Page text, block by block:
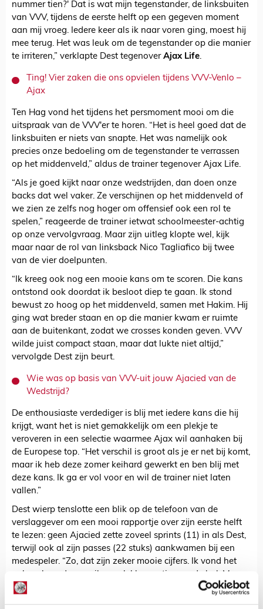
nummer tien?' Dat is wat mijn tegenstander, de linksbuiten
van VVV, tijdens de eerste helft op een gegeven moment
aan mij vroeg. Iedere keer als ik naar voren ging, moest hij
mee terug. Het was leuk om de tegenstander op die manier
te irriteren,” verklapte Dest tegenover Ajax Life.
Ting! Vier zaken die ons opvielen tijdens VVV-Venlo –
Ajax
Ten Hag vond het tijdens het persmoment mooi om die
uitspraak van de VVV'er te horen. “Het is heel goed dat de
linksbuiten er niets van snapte. Het was namelijk ook
precies onze bedoeling om de tegenstander te verrassen
op het middenveld,” aldus de trainer tegenover Ajax Life.
“Als je goed kijkt naar onze wedstrijden, dan doen onze
backs dat wel vaker. Ze verschijnen op het middenveld of
we zien ze zelfs nog hoger om offensief ook een rol te
spelen,” reageerde de trainer ietwat schoolmeester-achtig
op onze vervolgvraag. Maar zijn uitleg klopte wel, kijk
maar naar de rol van linksback Nico Tagliafico bij twee
van de vier doelpunten.
“Ik kreeg ook nog een mooie kans om te scoren. Die kans
ontstond ook doordat ik besloot diep te gaan. Ik stond
bewust zo hoog op het middenveld, samen met Hakim. Hij
ging wat breder staan en op die manier kwam er ruimte
aan de buitenkant, zodat we crosses konden geven. VVV
wilde juist compact staan, maar dat lukte niet altijd,”
vervolgde Dest zijn beurt.
Wie was op basis van VVV-uit jouw Ajacied van de
Wedstrijd?
De enthousiaste verdediger is blij met iedere kans die hij
krijgt, want het is niet gemakkelijk om een plekje te
veroveren in een selectie waarmee Ajax wil aanhaken bij
de Europese top. “Het verschil is groot als je er net bij komt,
maar ik heb deze zomer keihard gewerkt en ben blij met
deze kans. Ik ga er vol voor en wil de trainer niet laten
vallen.”
Dest wierp tenslotte een blik op de telefoon van de
verslaggever om een mooi rapportje over zijn eerste helft
te lezen: geen Ajacied zette zoveel sprints (11) in als Dest,
terwijl ook al zijn passes (22 stuks) aankwamen bij een
medespeler. “Zo, dat zijn zeker mooie cijfers. Ik vond het
zo goed? Deze cijfers had ik niet verwacht. Ik weet eigenlijk